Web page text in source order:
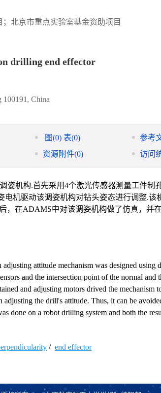
北京市重点实验室基金资助项目
drilling end effector
100191, China
图(0)表(0) 参考
资源附件(0) 访问
姿机构.首先采用4个激光传感器测量工件制
机驱动该调姿机构对钻头姿态进行调整.该
，在ADAMS中对该调姿机构做了仿真，并
attitude mechanism was designed using
and the intersection point of the normal and
and adjusting motors drived the mechanism
the drill's attitude. Thus, it can be
done on a robot drilling system and both the
/ end effector